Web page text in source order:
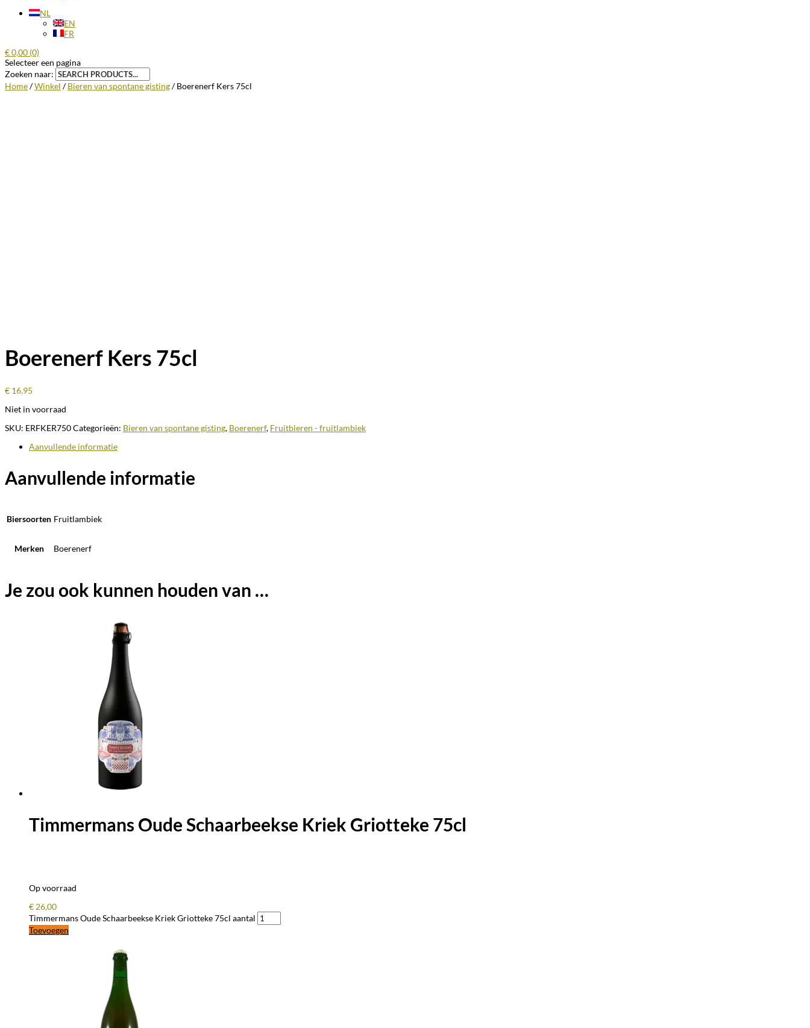
NL
EN
FR
€0,00 (0)
Selecteer een pagina
Zoeken naar:
Home/Winkel /Bieren van spontane gisting/ Boerenerf Kers 75cl
Boerenerf Kers 75cl
€ 16,95
Niet in voorraad
SKU: ERFKER750Categorieën: Bieren van spontane gisting, Boerenerf, Fruitbieren - fruitlambiek
Aanvullende informatie
Aanvullende informatie
Biersoorten Fruitlambiek
Merken Boerenerf
Je zou ook kunnen houden van …
Timmermans Oude Schaarbeekse Kriek Griotteke 75cl
Op voorraad
€ 26,00
Timmermans Oude Schaarbeekse Kriek Griotteke 75cl aantal
Toevoegen